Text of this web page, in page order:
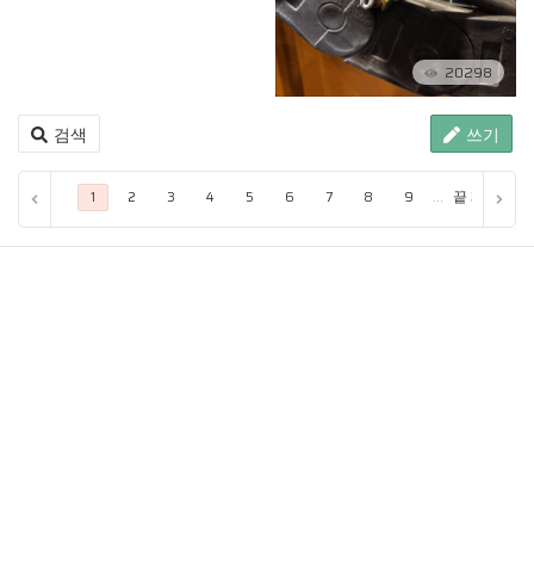
20298
검색 쓰기
1 2 3 4 5 6 7 8 9 ... 끝 페이지